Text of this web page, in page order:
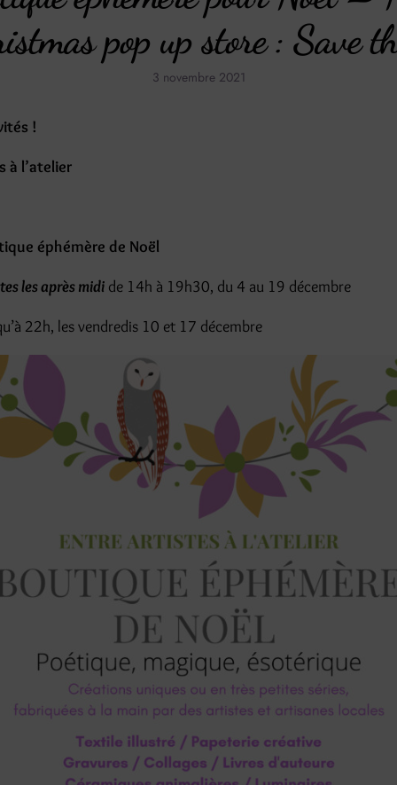
pop up store : Save
3 novembre 2021
!
à l’atelier
éphémère de Noël
les après midi de 14h à 19h30, du 4 au 19 décembre
22h, les vendredis 10 et 17 décembre